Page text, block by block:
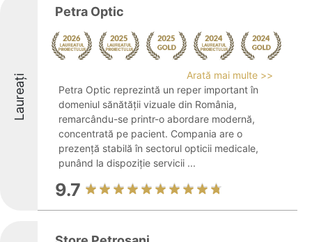
Laureați
Petra Optic
Arată mai multe >>
Petra Optic reprezintă un reper important în
domeniul sănătății vizuale din România,
remarcându-se printr-o abordare modernă,
concentrată pe pacient. Compania are o
prezență stabilă în sectorul opticii medicale,
punând la dispoziție servicii ...
9.7